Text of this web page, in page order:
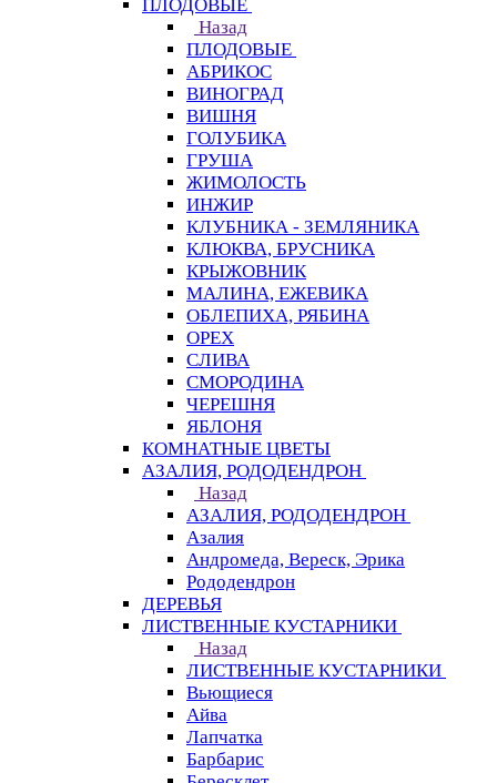
ПЛОДОВЫЕ
Назад
ПЛОДОВЫЕ
АБРИКОС
ВИНОГРАД
ВИШНЯ
ГОЛУБИКА
ГРУША
ЖИМОЛОСТЬ
ИНЖИР
КЛУБНИКА - ЗЕМЛЯНИКА
КЛЮКВА, БРУСНИКА
КРЫЖОВНИК
МАЛИНА, ЕЖЕВИКА
ОБЛЕПИХА, РЯБИНА
ОРЕХ
СЛИВА
СМОРОДИНА
ЧЕРЕШНЯ
ЯБЛОНЯ
КОМНАТНЫЕ ЦВЕТЫ
АЗАЛИЯ, РОДОДЕНДРОН
Назад
АЗАЛИЯ, РОДОДЕНДРОН
Азалия
Андромеда, Вереск, Эрика
Рододендрон
ДЕРЕВЬЯ
ЛИСТВЕННЫЕ КУСТАРНИКИ
Назад
ЛИСТВЕННЫЕ КУСТАРНИКИ
Вьющиеся
Айва
Лапчатка
Барбарис